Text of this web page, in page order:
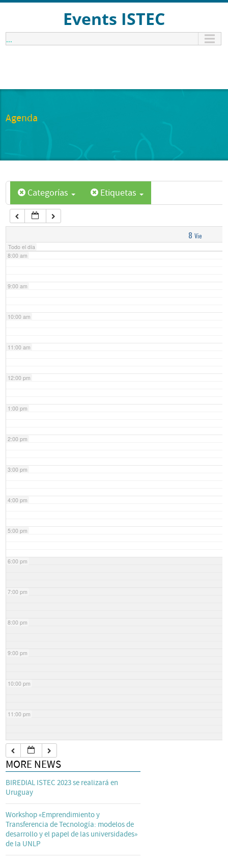
Events ISTEC
...
Agenda
Categorías Etiquetas
8 Vie
Todo el día
1:00 am
6:00 am
7:00 am
8:00 am
9:00 am
10:00 am
11:00 am
12:00 pm
1:00 pm
2:00 pm
3:00 pm
4:00 pm
5:00 pm
6:00 pm
7:00 pm
8:00 pm
9:00 pm
10:00 pm
11:00 pm
MORE NEWS
BIREDIAL ISTEC 2023 se realizará en
Uruguay
Workshop «Emprendimiento y
Transferencia de Tecnología: modelos de
desarrollo y el papel de las universidades»
de la UNLP